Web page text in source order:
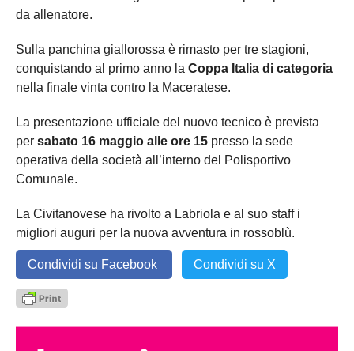
da allenatore.
Sulla panchina giallorossa è rimasto per tre stagioni,
conquistando al primo anno la Coppa Italia di categoria
nella finale vinta contro la Maceratese.
La presentazione ufficiale del nuovo tecnico è prevista
per sabato 16 maggio alle ore 15 presso la sede
operativa della società all’interno del Polisportivo
Comunale.
La Civitanovese ha rivolto a Labriola e al suo staff i
migliori auguri per la nuova avventura in rossoblù.
Condividi su Facebook Condividi su X